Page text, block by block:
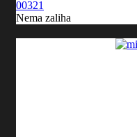
00321
Nema zaliha